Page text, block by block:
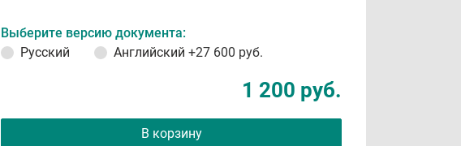
Выберите версию документа:
Русский
Английский +27 600 руб.
1 200 руб.
В корзину